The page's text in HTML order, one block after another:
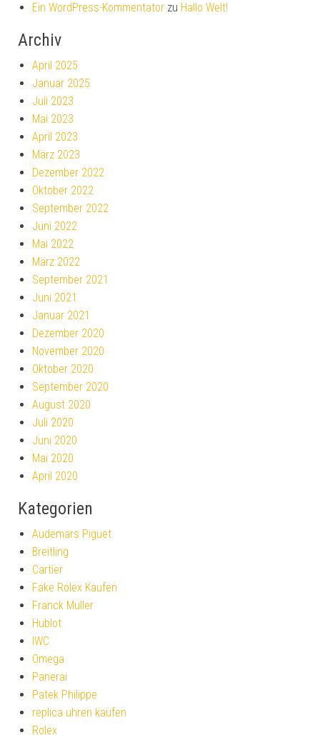
Ein WordPress-Kommentator zu Hallo Welt!
Archiv
April 2025
Januar 2025
Juli 2023
Mai 2023
April 2023
März 2023
Dezember 2022
Oktober 2022
September 2022
Juni 2022
Mai 2022
März 2022
September 2021
Juni 2021
Januar 2021
Dezember 2020
November 2020
Oktober 2020
September 2020
August 2020
Juli 2020
Juni 2020
Mai 2020
April 2020
Kategorien
Audemars Piguet
Breitling
Cartier
Fake Rolex Kaufen
Franck Muller
Hublot
IWC
Omega
Panerai
Patek Philippe
replica uhren kaufen
Rolex